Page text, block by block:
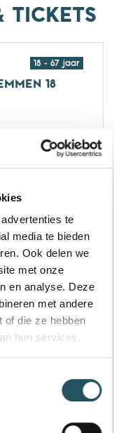
te
media te bieden
Ook delen we
met onze
en analyse. Deze
met andere
of die ze hebben
hun services.
TICKETS
18 - 67 jaar
18
18
67+
67+